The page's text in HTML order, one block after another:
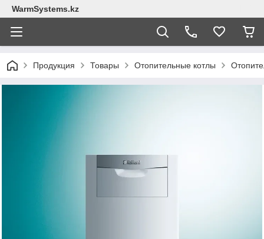
WarmSystems.kz
Продукция Товары Отопительные котлы